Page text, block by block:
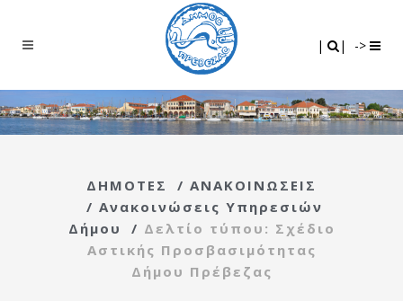
| | ->
ΔΗΜΟΤΕΣ / ΑΝΑΚΟΙΝΩΣΕΙΣ
/ Ανακοινώσεις Υπηρεσιών
Δήμου
/ Δελτίο τύπου: Σχέδιο
Αστικής Προσβασιμότητας
Δήμου Πρέβεζας